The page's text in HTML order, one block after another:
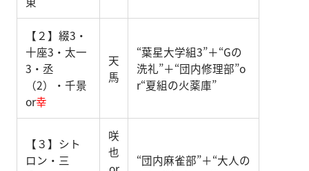
【２】綴3・
十座3・太一
3・丞
（2）・千景
or幸
天
馬
“葉星大学組3”＋“Gの
洗礼”＋“団内修理部”o
r“夏組の火薬庫”
【３】シト
ロン・三
咲
也
“団内麻雀部”＋“大人の